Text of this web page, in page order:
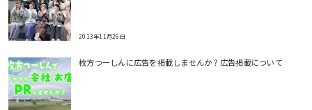
2013年11月26日
枚方つーしんに広告を掲載しませんか？広告掲載について